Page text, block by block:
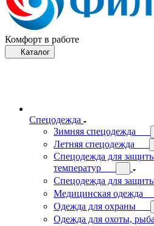
Комфорт в работе
Каталог
Спецодежда
Зимняя спецодежда
Летняя спецодежда
Спецодежда для
температур
Спецодежда для
Медицинская одежда
Одежда для охраны
Одежда для охоты,